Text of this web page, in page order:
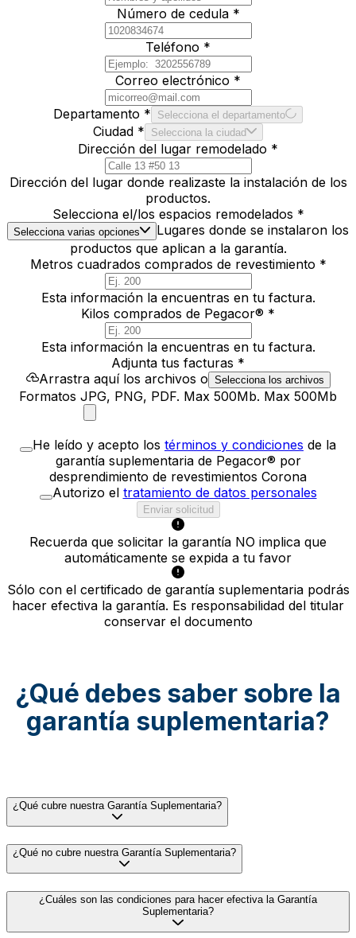
Número de cedula *
Teléfono *
Correo electrónico *
Departamento * Selecciona el departamento
Ciudad * Selecciona la ciudad
Dirección del lugar remodelado *
Dirección del lugar donde realizaste la instalación de los
productos.
Selecciona el/los espacios remodelados *
Selecciona varias opciones
Lugares donde se instalaron los
productos que aplican a la garantía.
Metros cuadrados comprados de revestimiento *
Esta información la encuentras en tu factura.
Kilos comprados de Pegacor® *
Esta información la encuentras en tu factura.
Adjunta tus facturas *
Arrastra aquí los archivos o Selecciona los archivos
Formatos JPG, PNG, PDF. Max 500Mb. Max 500Mb
He leído y acepto los términos y condiciones de la
garantía suplementaria de Pegacor® por
desprendimiento de revestimientos Corona
Autorizo el tratamiento de datos personales
Enviar solicitud
Recuerda que solicitar la garantía NO implica que
automáticamente se expida a tu favor
Sólo con el certificado de garantía suplementaria podrás
hacer efectiva la garantía. Es responsabilidad del titular
conservar el documento
¿Qué debes saber sobre la
garantía suplementaria?
¿Qué cubre nuestra Garantía Suplementaria?
¿Qué no cubre nuestra Garantía Suplementaria?
¿Cuáles son las condiciones para hacer efectiva la Garantía
Suplementaria?